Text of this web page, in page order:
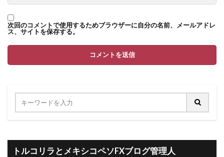
次回のコメントで使用するためブラウザーに自分の名前、メールアドレ
ス、サイトを保存する。
トルコリラとメキシコペソFXブログ管理人